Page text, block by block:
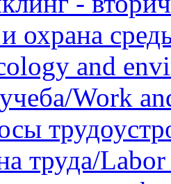
и охрана
and
Work
труда/Labor